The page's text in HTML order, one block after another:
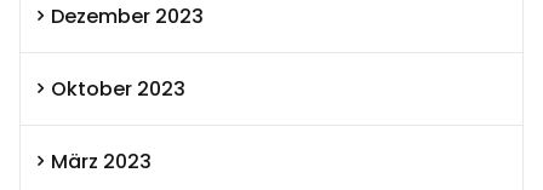
Dezember 2023
Oktober 2023
März 2023